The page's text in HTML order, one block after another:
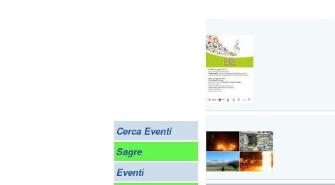
Cerca Eventi
Sagre
Eventi